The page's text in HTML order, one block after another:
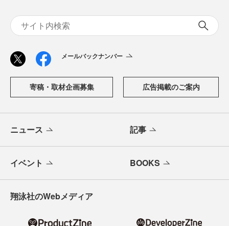
メールバックナンバー
寄稿・取材企画募集 広告掲載のご案内
ニュース 記事
イベント BOOKS
翔泳社のWebメディア